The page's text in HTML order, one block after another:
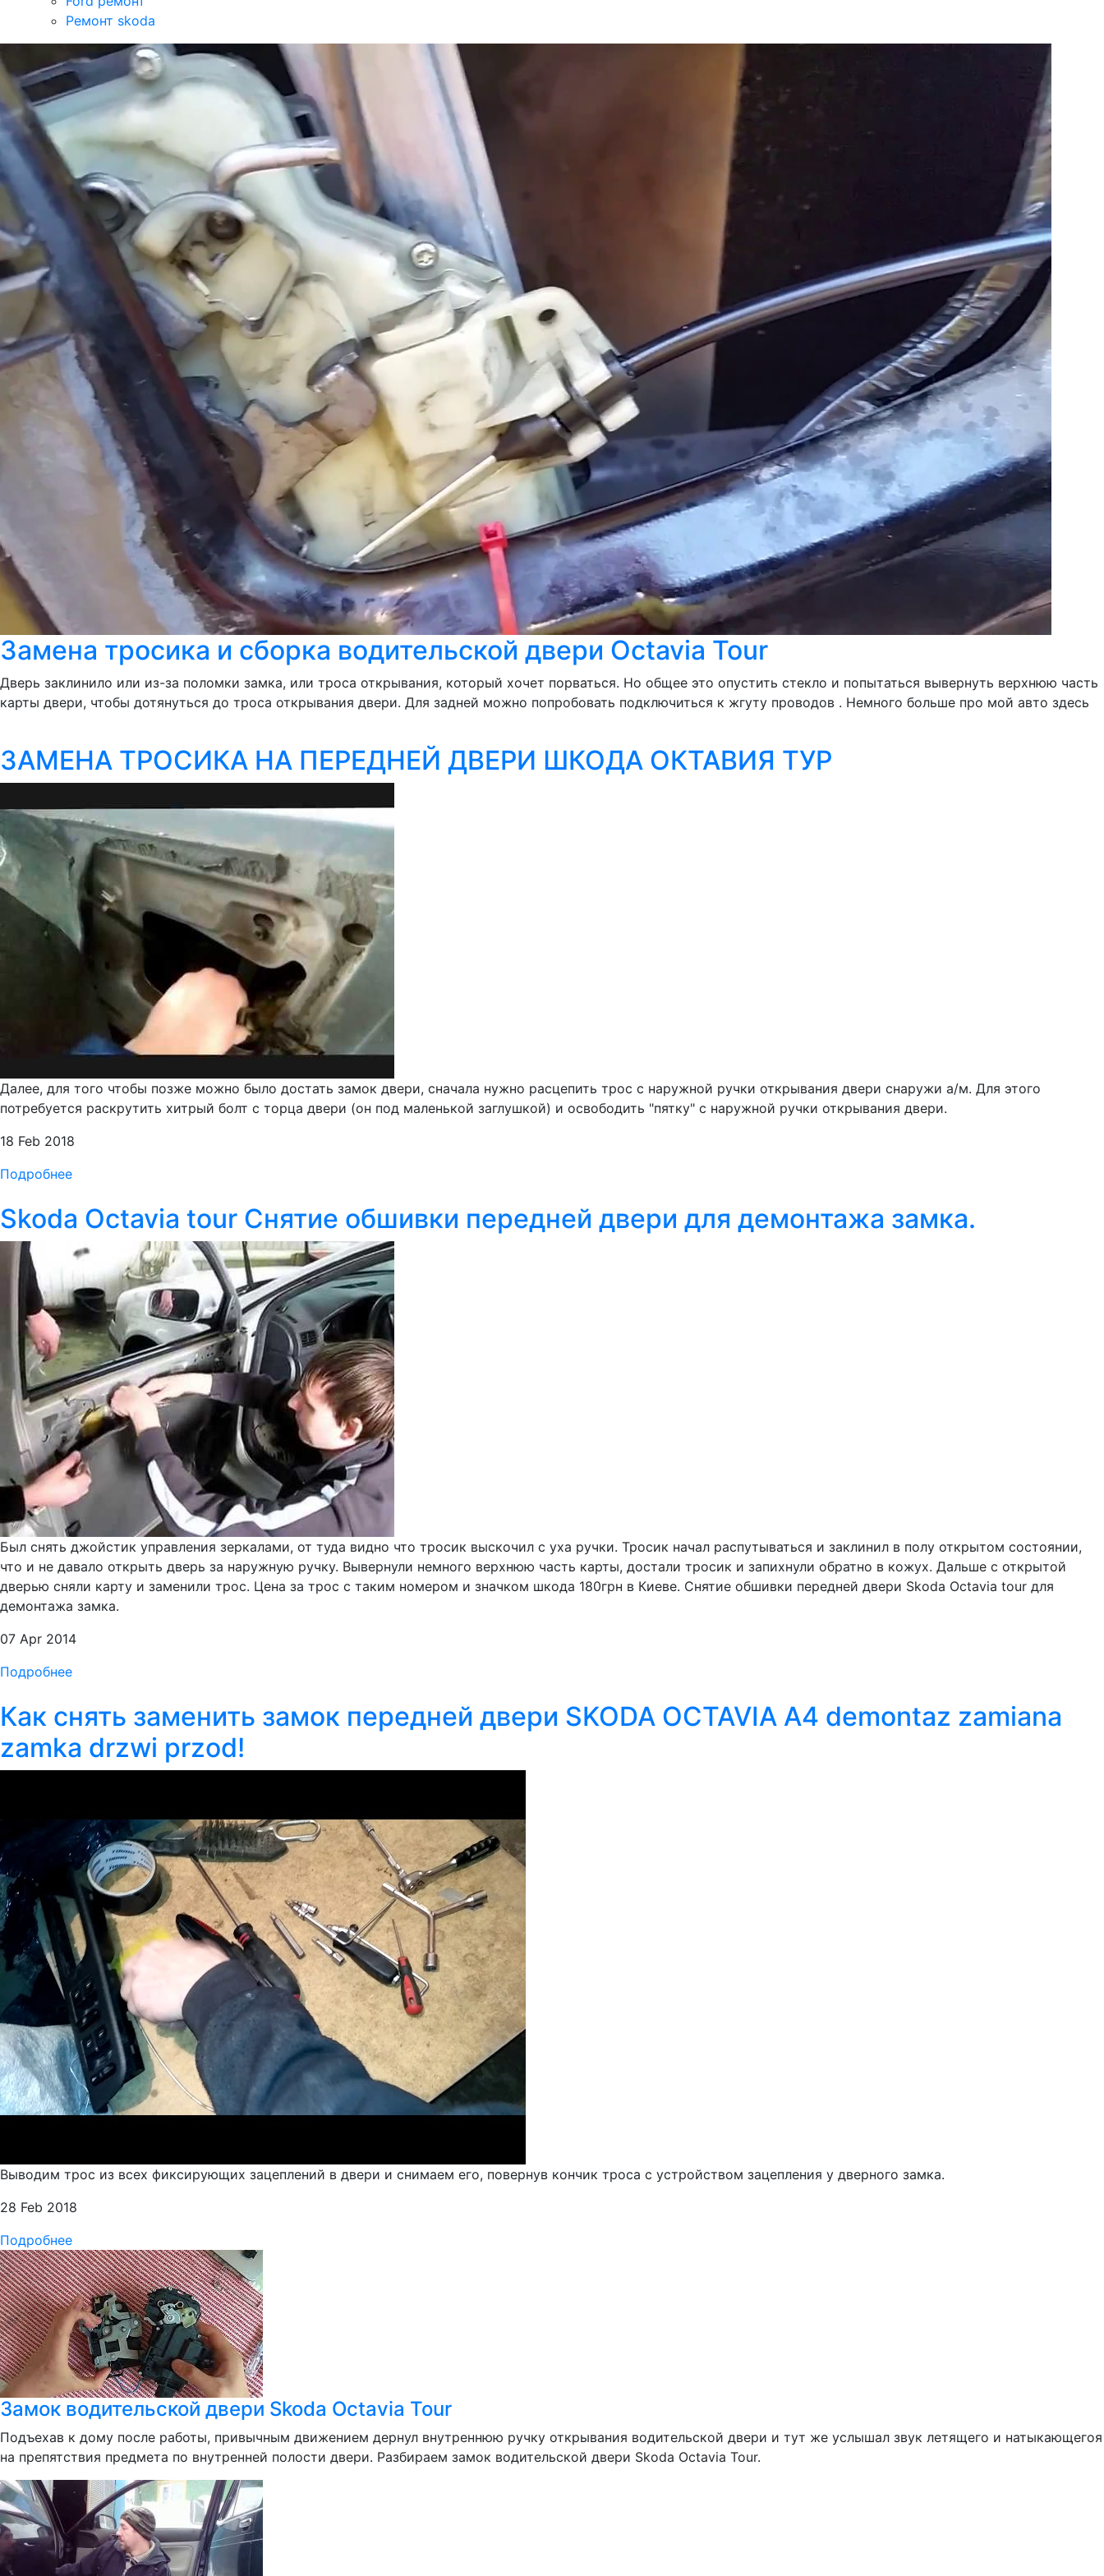
Ремонт skoda
Замена тросика и сборка водительской двери Octavia Tour
Дверь заклинило или из-за поломки замка, или троса открывания, который хочет порваться. Но общее это опустить стекло и попытаться вывернуть верхнюю часть
карты двери, чтобы дотянуться до троса открывания двери. Для задней можно попробовать подключиться к жгуту проводов . Немного больше про мой авто здесь
ЗАМЕНА ТРОСИКА НА ПЕРЕДНЕЙ ДВЕРИ ШКОДА ОКТАВИЯ ТУР
Далее, для того чтобы позже можно было достать замок двери, сначала нужно расцепить трос с наружной ручки открывания двери снаружи а/м. Для этого
потребуется раскрутить хитрый болт с торца двери (он под маленькой заглушкой) и освободить "пятку" с наружной ручки открывания двери.
18 Feb 2018
Подробнее
Skoda Octavia tour Снятие обшивки передней двери для демонтажа замка.
Был снять джойстик управления зеркалами, от туда видно что тросик выскочил с уха ручки. Тросик начал распутываться и заклинил в полу открытом состоянии,
что и не давало открыть дверь за наружную ручку. Вывернули немного верхнюю часть карты, достали тросик и запихнули обратно в кожух. Дальше с открытой
дверью сняли карту и заменили трос. Цена за трос с таким номером и значком шкода 180грн в Киеве. Снятие обшивки передней двери Skoda Octavia tour для
демонтажа замка.
07 Apr 2014
Подробнее
Как снять заменить замок передней двери SKODA OCTAVIA A4 demontaz zamiana
zamka drzwi przod!
Выводим трос из всех фиксирующих зацеплений в двери и снимаем его, повернув кончик троса с устройством зацепления у дверного замка.
28 Feb 2018
Подробнее
Замок водительской двери Skoda Octavia Tour
Подъехав к дому после работы, привычным движением дернул внутреннюю ручку открывания водительской двери и тут же услышал звук летящего и натыкающегоя
на препятствия предмета по внутренней полости двери. Разбираем замок водительской двери Skoda Octavia Tour.